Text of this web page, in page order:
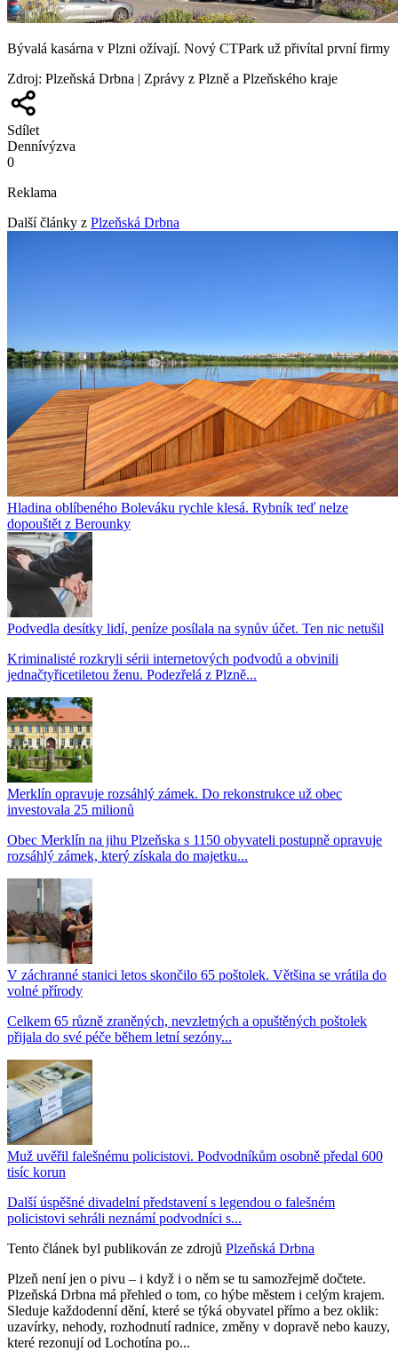
Bývalá kasárna v Plzni ožívají. Nový CTPark už přivítal první firmy
Zdroj: Plzeňská Drbna | Zprávy z Plzně a Plzeňského kraje
Sdílet
Dennívýzva
0
Reklama
Další články z Plzeňská Drbna
Hladina oblíbeného Boleváku rychle klesá. Rybník teď nelze
dopouštět z Berounky
Podvedla desítky lidí, peníze posílala na synův účet. Ten nic netušil
Kriminalisté rozkryli sérii internetových podvodů a obvinili
jednačtyřicetiletou ženu. Podezřelá z Plzně...
Merklín opravuje rozsáhlý zámek. Do rekonstrukce už obec
investovala 25 milionů
Obec Merklín na jihu Plzeňska s 1150 obyvateli postupně opravuje
rozsáhlý zámek, který získala do majetku...
V záchranné stanici letos skončilo 65 poštolek. Většina se vrátila do
volné přírody
Celkem 65 různě zraněných, nevzletných a opuštěných poštolek
přijala do své péče během letní sezóny...
Muž uvěřil falešnému policistovi. Podvodníkům osobně předal 600
tisíc korun
Další úspěšné divadelní představení s legendou o falešném
policistovi sehráli neznámí podvodníci s...
Tento článek byl publikován ze zdrojů Plzeňská Drbna
Plzeň není jen o pivu – i když i o něm se tu samozřejmě dočtete.
Plzeňská Drbna má přehled o tom, co hýbe městem i celým krajem.
Sleduje každodenní dění, které se týká obyvatel přímo a bez oklik:
uzavírky, nehody, rozhodnutí radnice, změny v dopravě nebo kauzy,
které rezonují od Lochotína po...